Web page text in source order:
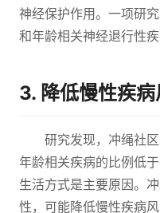
神经保护作用。一项研
和年龄相关神经退行性疾
3. 降低慢性疾
研究发现，冲绳社
年龄相关疾病的比例低
生活方式是主要原因。
性，可能降低慢性疾病风